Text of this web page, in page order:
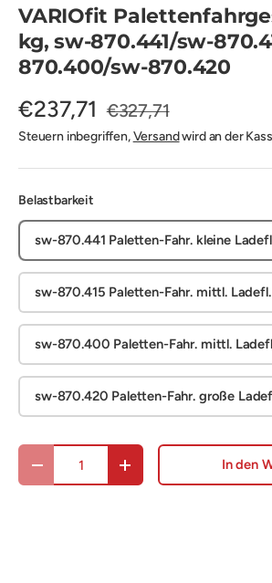
VARIOfit
kg, sw-870.441/sw-
870.400/sw-870.420
€237,71 €327,71
Steuern inbegriffen,Versandwird an der
Belastbarkeit
sw-870.441 Paletten-Fahr. kleine
sw-870.415 Paletten-Fahr. mittl. Ladefl.
sw-870.400 Paletten-Fahr. mittl.
sw-870.420 Paletten-Fahr. große
Anzahl
Menge verringernMenge erhöhen In den